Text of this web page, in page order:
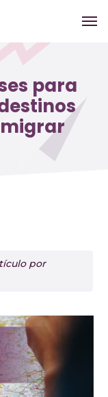
para
por